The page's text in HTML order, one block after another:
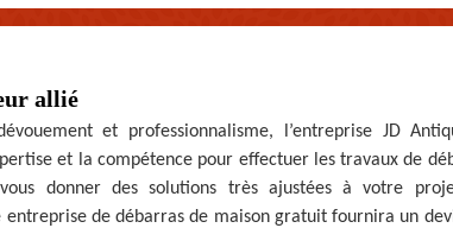
allié
et professionnalisme, l’entreprise JD
et la compétence pour effectuer les travaux de
donner des solutions très ajustées à votre
de débarras de maison gratuit fournira un